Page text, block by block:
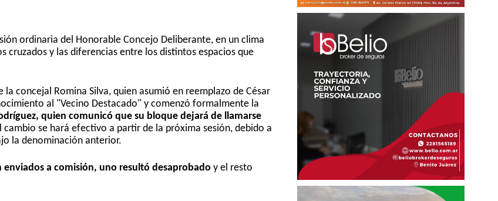
ordinaria del Honorable Concejo Deliberante, en un clima
y las diferencias entre los distintos espacios que
concejal Romina Silva, quien asumió en reemplazo de César
al "Vecino Destacado" y comenzó formalmente la
quien comunicó que su bloque dejará de llamarse
cambio se hará efectivo a partir de la próxima sesión, debido a
la denominación anterior.
a comisión, uno resultó desaprobado y el resto